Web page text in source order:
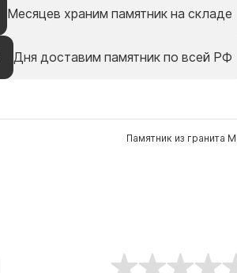
Месяцев храним памятник на складе
Дня доставим памятник по всей РФ
Памятник из гранита